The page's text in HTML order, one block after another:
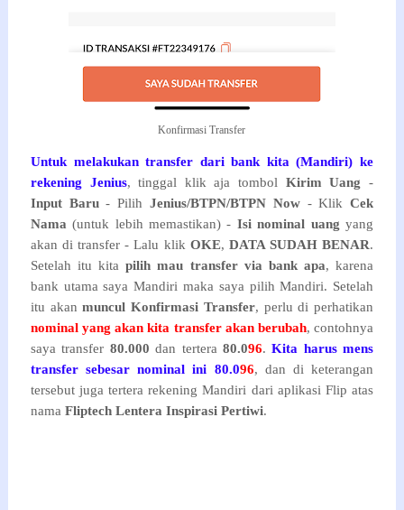
Konfirmasi Transfer
Untuk melakukan transfer dari bank kita (Mandiri) ke
rekening Jenius, tinggal klik aja tombol Kirim Uang -
Input Baru- Pilih Jenius/BTPN/BTPN Now- KlikCek
Nama (untuk lebih memastikan) - Isi nominal uang yang
akan di transfer - Lalu klik OKE, DATA SUDAH BENAR.
Setelah itu kitapilih mau transfer via bank apa, karena
bank utama saya Mandiri maka saya pilih Mandiri. Setelah
itu akanmuncul Konfirmasi Transfer, perlu di perhatikan
nominal yang akan kita transfer akan berubah, contohnya
saya transfer 80.000 dan tertera 80.096.Kita harus mens
transfer sebesar nominal ini 80.096, dan di keterangan
tersebut juga tertera rekening Mandiri dari aplikasi Flip atas
nama Fliptech Lentera Inspirasi Pertiwi.